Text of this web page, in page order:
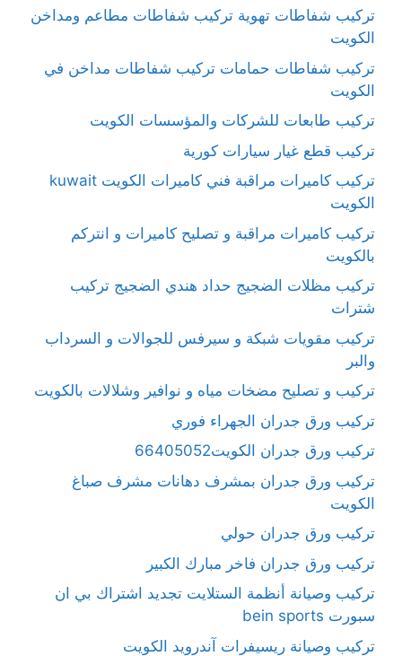
تركيب شفاطات تهوية تركيب شفاطات مطاعم ومداخن
الكويت
تركيب شفاطات حمامات تركيب شفاطات مداخن في
الكويت
تركيب طابعات للشركات والمؤسسات الكويت
تركيب قطع غيار سيارات كورية
تركيب كاميرات مراقبة فني كاميرات الكويت kuwait
الكويت
تركيب كاميرات مراقبة و تصليح كاميرات و انتركم
بالكويت
تركيب مظلات الضجيج حداد هندي الضجيج تركيب
شترات
تركيب مقويات شبكة و سيرفس للجوالات و السرداب
والبر
تركيب و تصليح مضخات مياه و نوافير وشلالات بالكويت
تركيب ورق جدران الجهراء فوري
تركيب ورق جدران الكويت66405052
تركيب ورق جدران بمشرف دهانات مشرف صباغ
الكويت
تركيب ورق جدران حولي
تركيب ورق جدران فاخر مبارك الكبير
تركيب وصيانة أنظمة الستلايت تجديد اشتراك بي ان
سبورت bein sports
تركيب وصيانة ريسيفرات آندرويد الكويت